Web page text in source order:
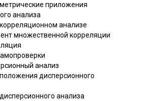
приложения
анализа
анализе
множественной корреляции
анализ
дисперсионного
анализа